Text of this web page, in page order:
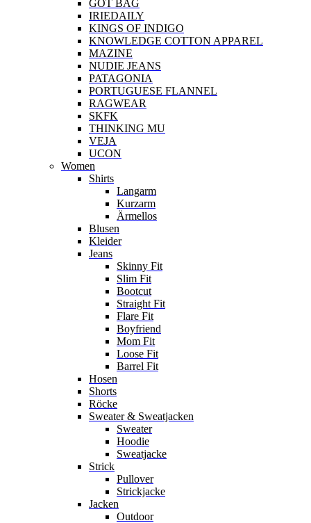
GOT BAG
IRIEDAILY
KINGS OF INDIGO
KNOWLEDGE COTTON APPAREL
MAZINE
NUDIE JEANS
PATAGONIA
PORTUGUESE FLANNEL
RAGWEAR
SKFK
THINKING MU
VEJA
UCON
Women
Shirts
Langarm
Kurzarm
Ärmellos
Blusen
Kleider
Jeans
Skinny Fit
Slim Fit
Bootcut
Straight Fit
Flare Fit
Boyfriend
Mom Fit
Loose Fit
Barrel Fit
Hosen
Shorts
Röcke
Sweater & Sweatjacken
Sweater
Hoodie
Sweatjacke
Strick
Pullover
Strickjacke
Jacken
Outdoor